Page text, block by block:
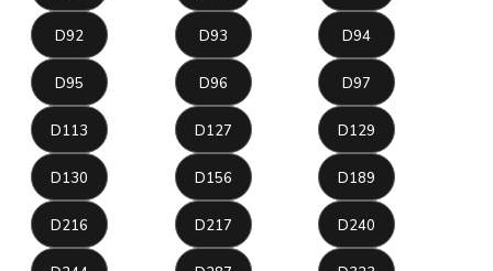
D92 D93 D94
D95 D96 D97
D113 D127 D129
D130 D156 D189
D216 D217 D240